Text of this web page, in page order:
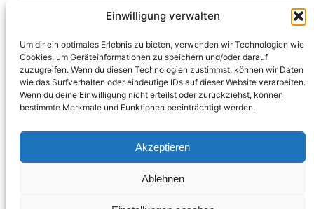
Einwilligung verwalten
Um dir ein optimales Erlebnis zu bieten, verwenden wir Technologien wie
Cookies, um Geräteinformationen zu speichern und/oder darauf
zuzugreifen. Wenn du diesen Technologien zustimmst, können wir Daten
wie das Surfverhalten oder eindeutige IDs auf dieser Website verarbeiten.
Wenn du deine Einwilligung nicht erteilst oder zurückziehst, können
bestimmte Merkmale und Funktionen beeinträchtigt werden.
Akzeptieren
Ablehnen
Diese Website verwendet Akismet, um Spam
zu reduzieren.Erfahre, wie deine
Kommentardaten verarbeitet werden.